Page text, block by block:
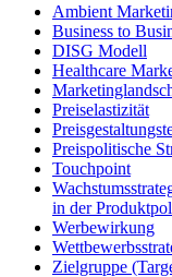
Ambient
Business to
DISG Modell
Healthcare
Preiselastizität
Preispolitische
Touchpoint
in der
Werbewirkung
Zielgruppe